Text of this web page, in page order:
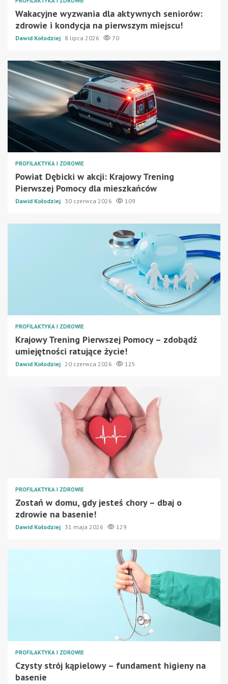
Wakacyjne wyzwania dla aktywnych seniorów:
zdrowie i kondycja na pierwszym miejscu!
Dawid Kołodziej 8 lipca 2026 70
PROFILAKTYKA I ZDROWIE
Powiat Dębicki w akcji: Krajowy Trening
Pierwszej Pomocy dla mieszkańców
Dawid Kołodziej 30 czerwca 2026 109
PROFILAKTYKA I ZDROWIE
Krajowy Trening Pierwszej Pomocy – zdobądź
umiejętności ratujące życie!
Dawid Kołodziej 20 czerwca 2026 125
PROFILAKTYKA I ZDROWIE
Zostań w domu, gdy jesteś chory – dbaj o
zdrowie na basenie!
Dawid Kołodziej 31 maja 2026 129
PROFILAKTYKA I ZDROWIE
Czysty strój kąpielowy – fundament higieny na
basenie